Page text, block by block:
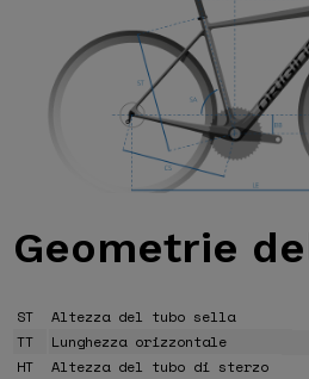
Geometrie
ST
Altezza del tubo sella
TT
Lunghezza orizzontale
HT
Altezza del tubo di sterzo